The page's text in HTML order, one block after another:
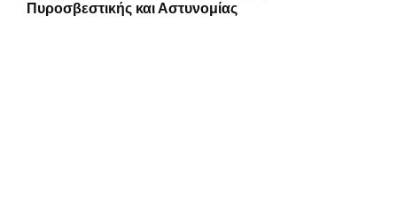
Πυροσβεστικής και Αστυνομίας